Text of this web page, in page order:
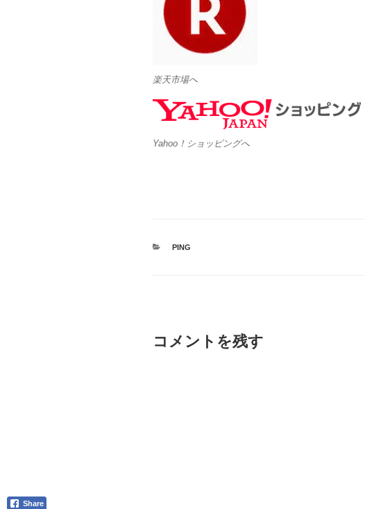
楽天市場へ
Yahoo！ショッピングへ
カ
PING
コメントを残す
Share